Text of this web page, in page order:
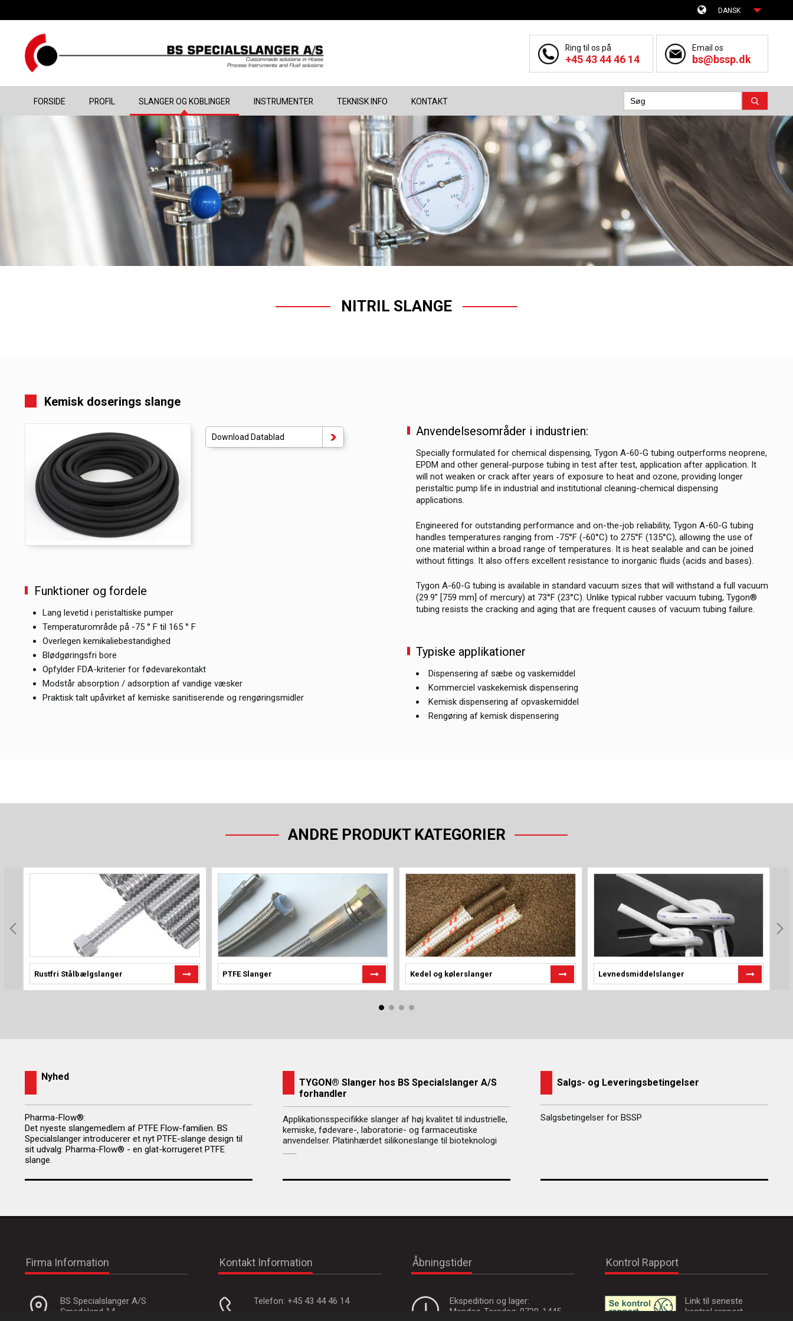
DANSK
Ring til os på
+45 43 44 46 14
Email os
bs@bssp.dk
FORSIDE PROFIL SLANGER OG KOBLINGER INSTRUMENTER TEKNISK INFO KONTAKT
NITRIL SLANGE
Kemisk doserings slange
Download Datablad
Funktioner og fordele
Lang levetid i peristaltiske pumper
Temperaturområde på -75 ° F til 165 ° F
Overlegen kemikaliebestandighed
Blødgøringsfri bore
Opfylder FDA-kriterier for fødevarekontakt
Modstår absorption / adsorption af vandige væsker
Praktisk talt upåvirket af kemiske sanitiserende og rengøringsmidler
Anvendelsesområder i industrien:
Specially formulated for chemical dispensing, Tygon A-60-G tubing outperforms neoprene,
EPDM and other general-purpose tubing in test after test, application after application. It
will not weaken or crack after years of exposure to heat and ozone, providing longer
peristaltic pump life in industrial and institutional cleaning-chemical dispensing
applications.
Engineered for outstanding performance and on-the-job reliability, Tygon A-60-G tubing
handles temperatures ranging from -75°F (-60°C) to 275°F (135°C), allowing the use of
one material within a broad range of temperatures. It is heat sealable and can be joined
without fittings. It also offers excellent resistance to inorganic fluids (acids and bases).
Tygon A-60-G tubing is available in standard vacuum sizes that will withstand a full vacuum
(29.9” [759 mm] of mercury) at 73°F (23°C). Unlike typical rubber vacuum tubing, Tygon®
tubing resists the cracking and aging that are frequent causes of vacuum tubing failure.
Typiske applikationer
Dispensering af sæbe og vaskemiddel
Kommerciel vaskekemisk dispensering
Kemisk dispensering af opvaskemiddel
Rengøring af kemisk dispensering
ANDRE PRODUKT KATEGORIER
Rustfri Stålbælgslanger PTFE Slanger Kedel og kølerslanger Levnedsmiddelslanger
Nyhed
Pharma-Flow®:
Det nyeste slangemedlem af PTFE Flow-familien. BS
Specialslanger introducerer et nyt PTFE-slange design til
sit udvalg: Pharma-Flow® - en glat-korrugeret PTFE
slange.
TYGON® Slanger hos BS Specialslanger A/S
forhandler
Applikationsspecifikke slanger af høj kvalitet til industrielle,
kemiske, fødevare-, laboratorie- og farmaceutiske
anvendelser.Platinhærdet silikoneslange til bioteknologi
……..
Salgs- og Leveringsbetingelser
Salgsbetingelser for BSSP
Firma Information
BS Specialslanger A/S
Smedeland 14
Kontakt Information
Telefon: +45 43 44 46 14
Åbningstider
Ekspedition og lager:
Mandag-Torsdag: 0730-1445
Kontrol Rapport
Link til seneste
kontrol rapport